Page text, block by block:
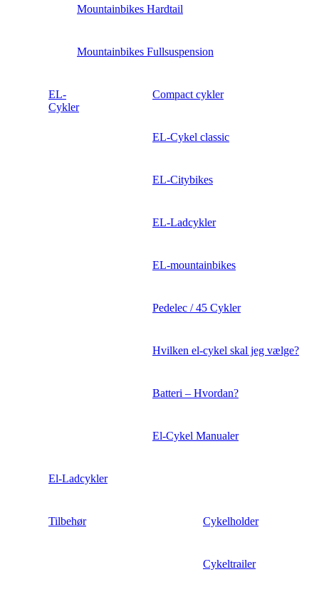
Mountainbikes Hardtail
Mountainbikes Fullsuspension
EL-
Cykler
Compact cykler
EL-Cykel classic
EL-Citybikes
EL-Ladcykler
EL-mountainbikes
Pedelec / 45 Cykler
Hvilken el-cykel skal jeg vælge?
Batteri – Hvordan?
El-Cykel Manualer
El-Ladcykler
Tilbehør Cykelholder
Cykeltrailer